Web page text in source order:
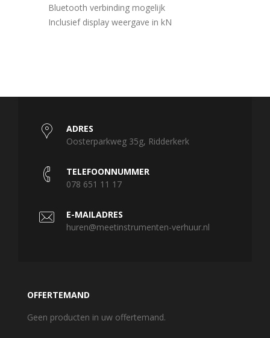
Bluetooth verbinding mogelijk
Inclusief display weergave in kN
ADRES
Oosterparkweg 35g, Ridderkerk
TELEFOONNUMMER
078 651 11 17
E-MAILADRES
huren@meetinstrumenten-verhuur.nl
OFFERTEMAND
Geen producten in uw offertemand.